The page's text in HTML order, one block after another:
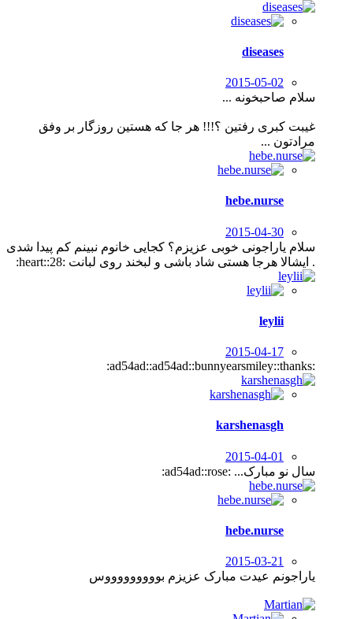
diseases
2015-05-02
سلام صاحبخونه ...
غیبت کبری رفتین ؟!!! هر جا که هستین روزگار بر وفق
مرادتون ...
hebe.nurse
2015-04-30
سلام یاراجونی خوبی عزیزم؟ کجایی خانوم نبینم کم پیدا شدی
. ایشالا هرجا هستی شاد باشی و لبخند روی لبانت :heart::28:
leylii
2015-04-17
:ad54ad::ad54ad::bunnyearsmiley::thanks:
karshenasgh
2015-04-01
سال نو مبارک... :ad54ad::rose:
hebe.nurse
2015-03-21
یاراجونم عیدت مبارک عزیزم بوووووووووس